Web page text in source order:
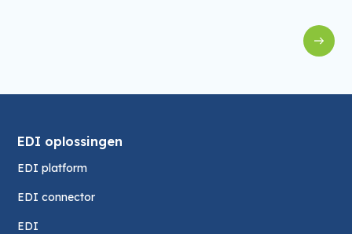
EDI oplossingen
EDI platform
EDI connector
EDI